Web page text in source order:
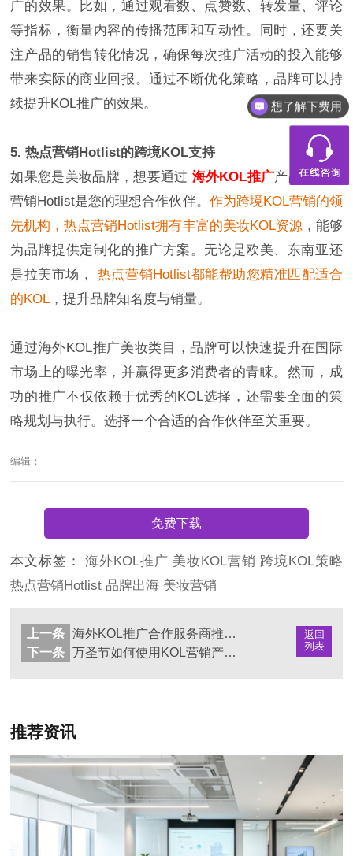
广的效果。比如，通过观看数、点赞数、转发量、评论
等指标，衡量内容的传播范围和互动性。同时，还要关
注产品的销售转化情况，确保每次推广活动的投入能够
带来实际的商业回报。通过不断优化策略，品牌可以持
续提升KOL推广的效果。
5. 热点营销Hotlist的跨境KOL支持
如果您是美妆品牌，想要通过 海外KOL推广产品，热点
营销Hotlist是您的理想合作伙伴。 作为跨境KOL营销的领
先机构，热点营销Hotlist拥有丰富的美妆KOL资源，能够
为品牌提供定制化的推广方案。无论是欧美、东南亚还
是拉美市场， 热点营销Hotlist都能帮助您精准匹配适合
的KOL ，提升品牌知名度与销量。
通过海外KOL推广美妆类目，品牌可以快速提升在国际
市场上的曝光率，并赢得更多消费者的青睐。然而，成
功的推广不仅依赖于优秀的KOL选择，还需要全面的策
略规划与执行。选择一个合适的合作伙伴至关重要。
编辑：
免费下载
本文标签：海外KOL推广 美妆KOL营销 跨境KOL策略
热点营销Hotlist 品牌出海 美妆营销
返回
列表
上一条
海外KOL推广合作服务商推荐：助力品牌全球扩展
下一条
万圣节如何使用KOL营销产品赋能，摆脱内卷？
推荐资讯
想了解下费用